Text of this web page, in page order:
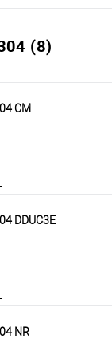
(8)
CM
DDUC3E
NR